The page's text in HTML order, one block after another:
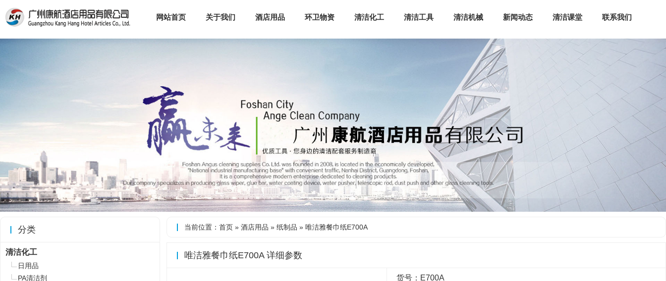
网站首页 关于我们 酒店用品 环卫物资 清洁化工 清洁工具 清洁机械 新闻动态 清洁课堂 联系我们
当前位置： 首页 » 酒店用品 » 纸制品 » 唯洁雅餐巾纸E700A
唯洁雅餐巾纸E700A 详细参数
货号：E700A
分类
清洁化工
日用品
PA清洁剂